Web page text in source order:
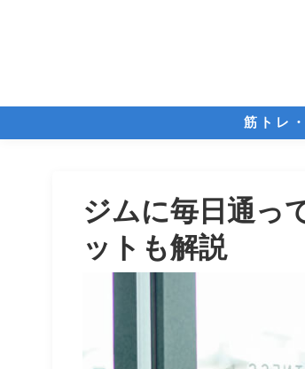
筋トレ
ジムに毎日通っ
ットも解説